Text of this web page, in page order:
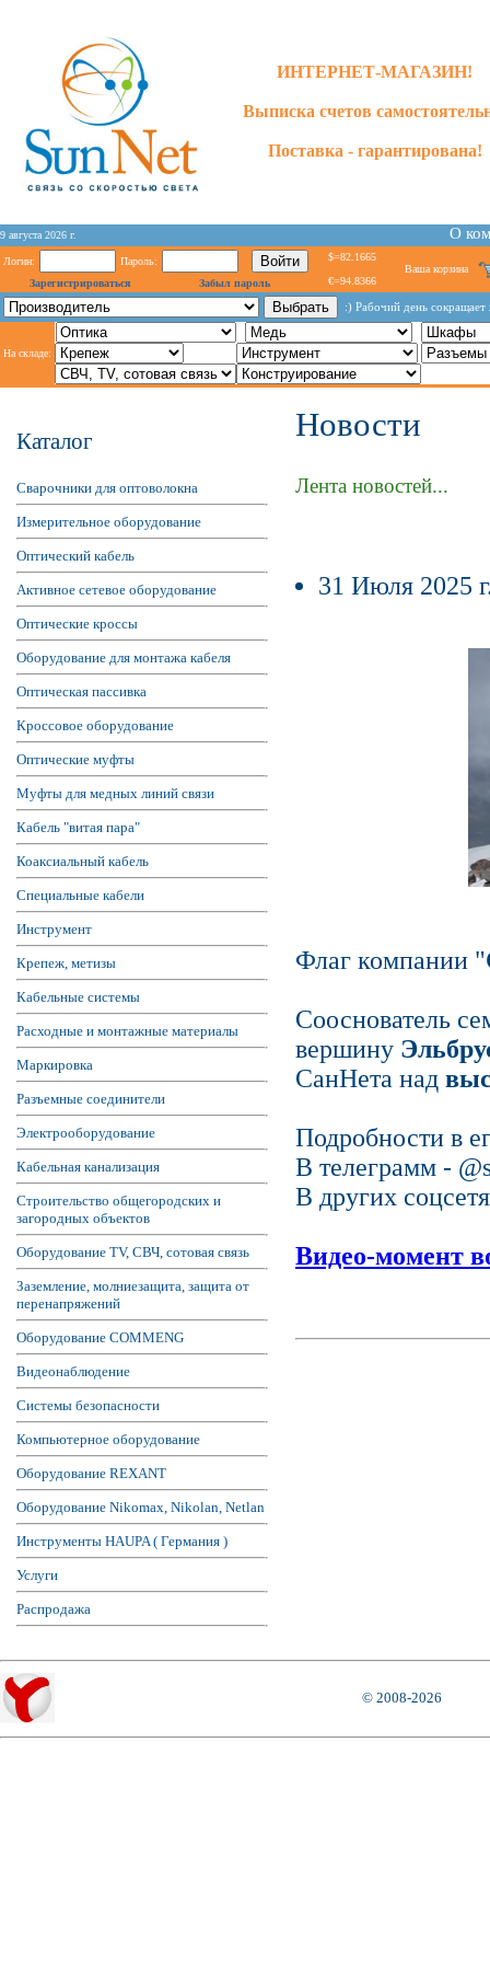
ИНТЕРНЕТ-МАГАЗИН!
Выписка счетов
Поставка - гарантирована!
9 августа 2026 г. О
Логин:
Пароль:
Зарегистрироваться
Забыл пароль
$=82.1665
€=94.8366
Ваша корзина
:) Рабочий день сокращает
На складе:
Каталог
Сварочники для оптоволокна
Измерительное оборудование
Оптический кабель
Активное сетевое оборудование
Оптические кроссы
Оборудование для монтажа кабеля
Оптическая пассивка
Кроссовое оборудование
Оптические муфты
Муфты для медных линий связи
Кабель "витая пара"
Коаксиальный кабель
Специальные кабели
Инструмент
Крепеж, метизы
Кабельные системы
Расходные и монтажные материалы
Маркировка
Разъемные соединители
Электрооборудование
Кабельная канализация
Строительство общегородских и
загородных объектов
Оборудование TV, СВЧ, сотовая связь
Заземление, молниезащита, защита от
перенапряжений
Оборудование COMMENG
Видеонаблюдение
Системы безопасности
Компьютерное оборудование
Оборудование REXANT
Оборудование Nikomax, Nikolan, Netlan
Инструменты HAUPA ( Германия )
Услуги
Распродажа
Новости
Лента новостей...
31 Июля 2025
Флаг компании "
Сооснователь
вершину
СанНета над
Подробности в
В телеграмм -
В других
Видео-момент
© 2008-2026